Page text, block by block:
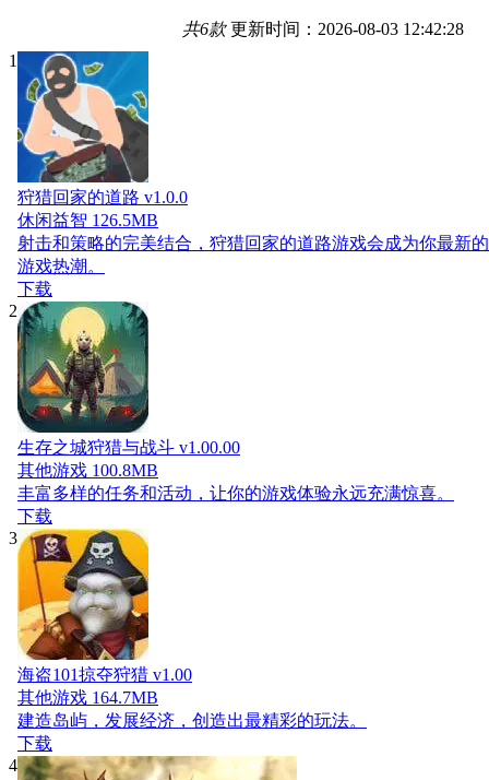
共6款更新时间：2026-08-03 12:42:28
1
狩猎回家的道路 v1.0.0
休闲益智 126.5MB
射击和策略的完美结合，狩猎回家的道路游戏会成为你最新的
游戏热潮。
下载
2
生存之城狩猎与战斗 v1.00.00
其他游戏 100.8MB
丰富多样的任务和活动，让你的游戏体验永远充满惊喜。
下载
3
海盗101掠夺狩猎 v1.00
其他游戏 164.7MB
建造岛屿，发展经济，创造出最精彩的玩法。
下载
4